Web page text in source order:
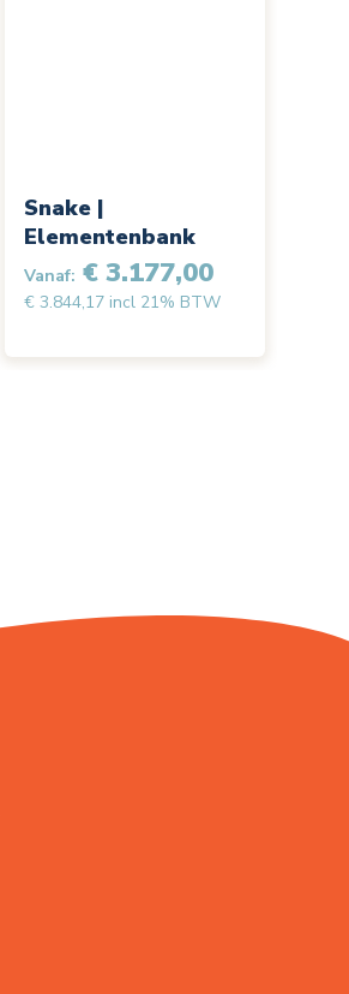
Snake |
Elementenbank
Vanaf: € 3.177,00
€ 3.844,17 incl 21% BTW